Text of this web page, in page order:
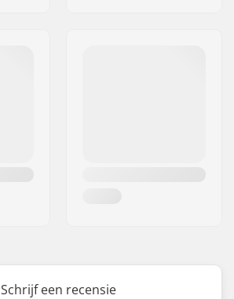
Schrijf een recensie